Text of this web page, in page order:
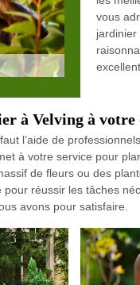
vous
à Velving à votre
l’aide de
à votre service pour
de fleurs ou des
réussir les tâches
avons pour satisfaire.